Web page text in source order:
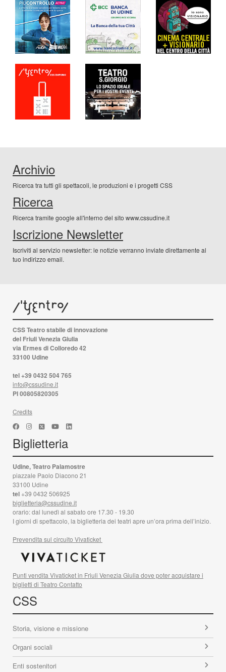
Archivio
Ricerca tra tutti gli spettacoli, le produzioni e i progetti CSS
Ricerca
Ricerca tramite google all'interno del sito www.cssudine.it
Iscrizione Newsletter
Iscriviti al servizio newsletter: le notizie verranno inviate direttamente al
tuo indirizzo email.
CSS Teatro stabile di innovazione
del Friuli Venezia Giulia
via Ermes di Colloredo 42
33100 Udine
tel +39 0432 504 765
info@cssudine.it
PI 00805820305
Credits
Biglietteria
Udine, Teatro Palamostre
piazzale Paolo Diacono 21
33100 Udine
tel +39 0432 506925
biglietteria@cssudine.it
orario: dal lunedì al sabato ore 17.30 - 19.30
I giorni di spettacolo, la biglietteria dei teatri apre un’ora prima dell’inizio.
Prevendita sul circuito Vivaticket
Punti vendita Vivaticket in Friuli Venezia Giulia dove poter acquistare i
biglietti di Teatro Contatto
CSS
Storia, visione e missione
Organi sociali
Enti sostenitori